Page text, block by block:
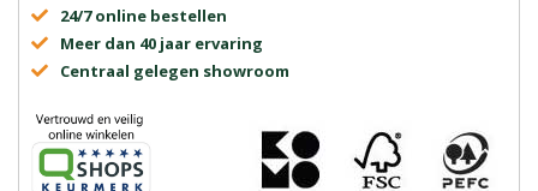
24/7 online bestellen
Meer dan 40 jaar ervaring
Centraal gelegen showroom